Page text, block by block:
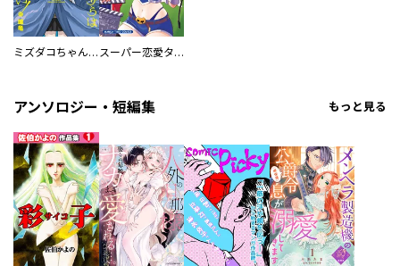
ミズダコちゃんからは逃げられない！ スーパー恋愛タイム！～現場でドＳな彼女は自宅でデレる～
アンソロジー・短編集 もっと見る